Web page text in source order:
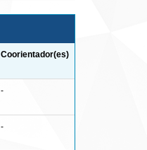
Coorientador(es)
-
-